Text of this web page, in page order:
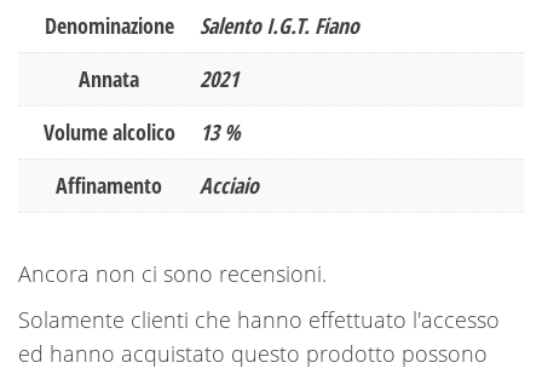
Denominazione
Salento I.G.T. Fiano
Annata
2021
Volume alcolico
13 %
Affinamento
Acciaio
Ancora non ci sono recensioni.
Solamente clienti che hanno effettuato l'accesso
ed hanno acquistato questo prodotto possono